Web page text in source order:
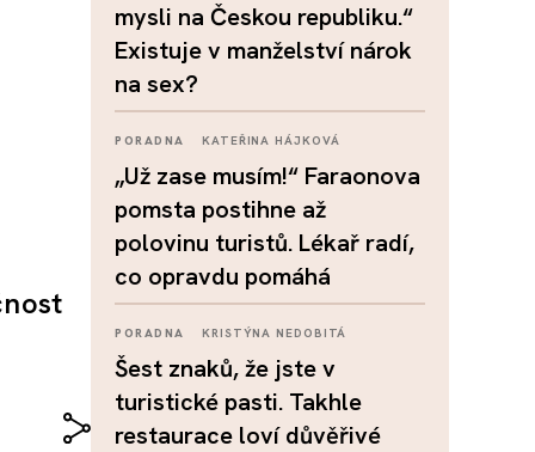
mysli na Českou republiku.“
Existuje v manželství nárok
na sex?
PORADNA KATEŘINA HÁJKOVÁ
„Už zase musím!“ Faraonova
pomsta postihne až
polovinu turistů. Lékař radí,
co opravdu pomáhá
PORADNA KRISTÝNA NEDOBITÁ
Šest znaků, že jste v
turistické pasti. Takhle
restaurace loví důvěřivé